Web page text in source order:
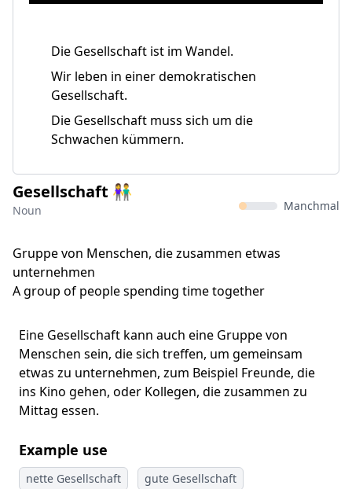
Die Gesellschaft ist im Wandel.
Wir leben in einer demokratischen
Gesellschaft.
Die Gesellschaft muss sich um die
Schwachen kümmern.
Gesellschaft 👫
Noun Manchmal
Gruppe von Menschen, die zusammen etwas
unternehmen
A group of people spending time together
Eine Gesellschaft kann auch eine Gruppe von
Menschen sein, die sich treffen, um gemeinsam
etwas zu unternehmen, zum Beispiel Freunde, die
ins Kino gehen, oder Kollegen, die zusammen zu
Mittag essen.
Example use
nette Gesellschaft
gute Gesellschaft